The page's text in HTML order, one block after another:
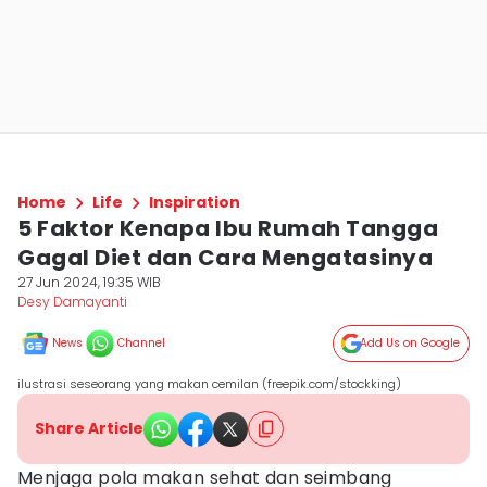
Home Life Inspiration
5 Faktor Kenapa Ibu Rumah Tangga
Gagal Diet dan Cara Mengatasinya
27 Jun 2024, 19:35 WIB
Desy Damayanti
News Channel Add Us on Google
ilustrasi seseorang yang makan cemilan (freepik.com/stockking)
Share Article
Menjaga pola makan sehat dan seimbang